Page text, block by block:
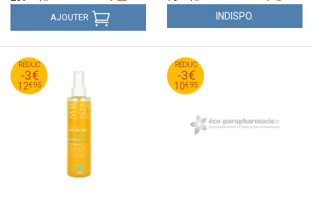
AJOUTER
INDISPO.
RÉDUC
-3€
12€95
15
€
95
12
€
95
RÉDUC
-3€
10€95
13
€
95
10
€
95